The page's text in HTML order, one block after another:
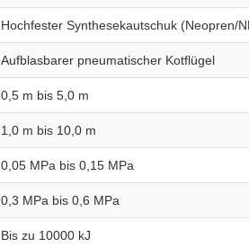
Hochfester Synthesekautschuk (Neopren/
Aufblasbarer pneumatischer Kotflügel
0,5 m bis 5,0 m
1,0 m bis 10,0 m
0,05 MPa bis 0,15 MPa
0,3 MPa bis 0,6 MPa
Bis zu 10000 kJ